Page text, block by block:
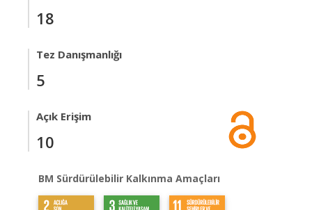
18
Tez Danışmanlığı
5
Açık Erişim
10
BM Sürdürülebilir Kalkınma Amaçları